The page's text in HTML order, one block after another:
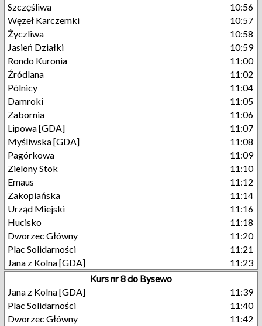
Szczęśliwa
10:56
Węzeł Karczemki
10:57
Życzliwa
10:58
Jasień Działki
10:59
Rondo Kuronia
11:00
Źródlana
11:02
Pólnicy
11:04
Damroki
11:05
Zabornia
11:06
Lipowa [GDA]
11:07
Myśliwska [GDA]
11:08
Pagórkowa
11:09
Zielony Stok
11:10
Emaus
11:12
Zakopiańska
11:14
Urząd Miejski
11:16
Hucisko
11:18
Dworzec Główny
11:20
Plac Solidarności
11:21
Jana z Kolna [GDA]
11:23
Kurs nr 8 do Bysewo
Jana z Kolna [GDA]
11:39
Plac Solidarności
11:40
Dworzec Główny
11:42